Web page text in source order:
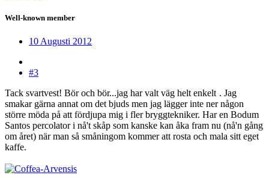
Well-known member
10 Augusti 2012
#3
Tack svartvest! Bör och bör...jag har valt väg helt enkelt . Jag
smakar gärna annat om det bjuds men jag lägger inte ner någon
större möda på att fördjupa mig i fler bryggtekniker. Har en Bodum
Santos percolator i nå't skåp som kanske kan åka fram nu (nå'n gång
om året) när man så småningom kommer att rosta och mala sitt eget
kaffe.